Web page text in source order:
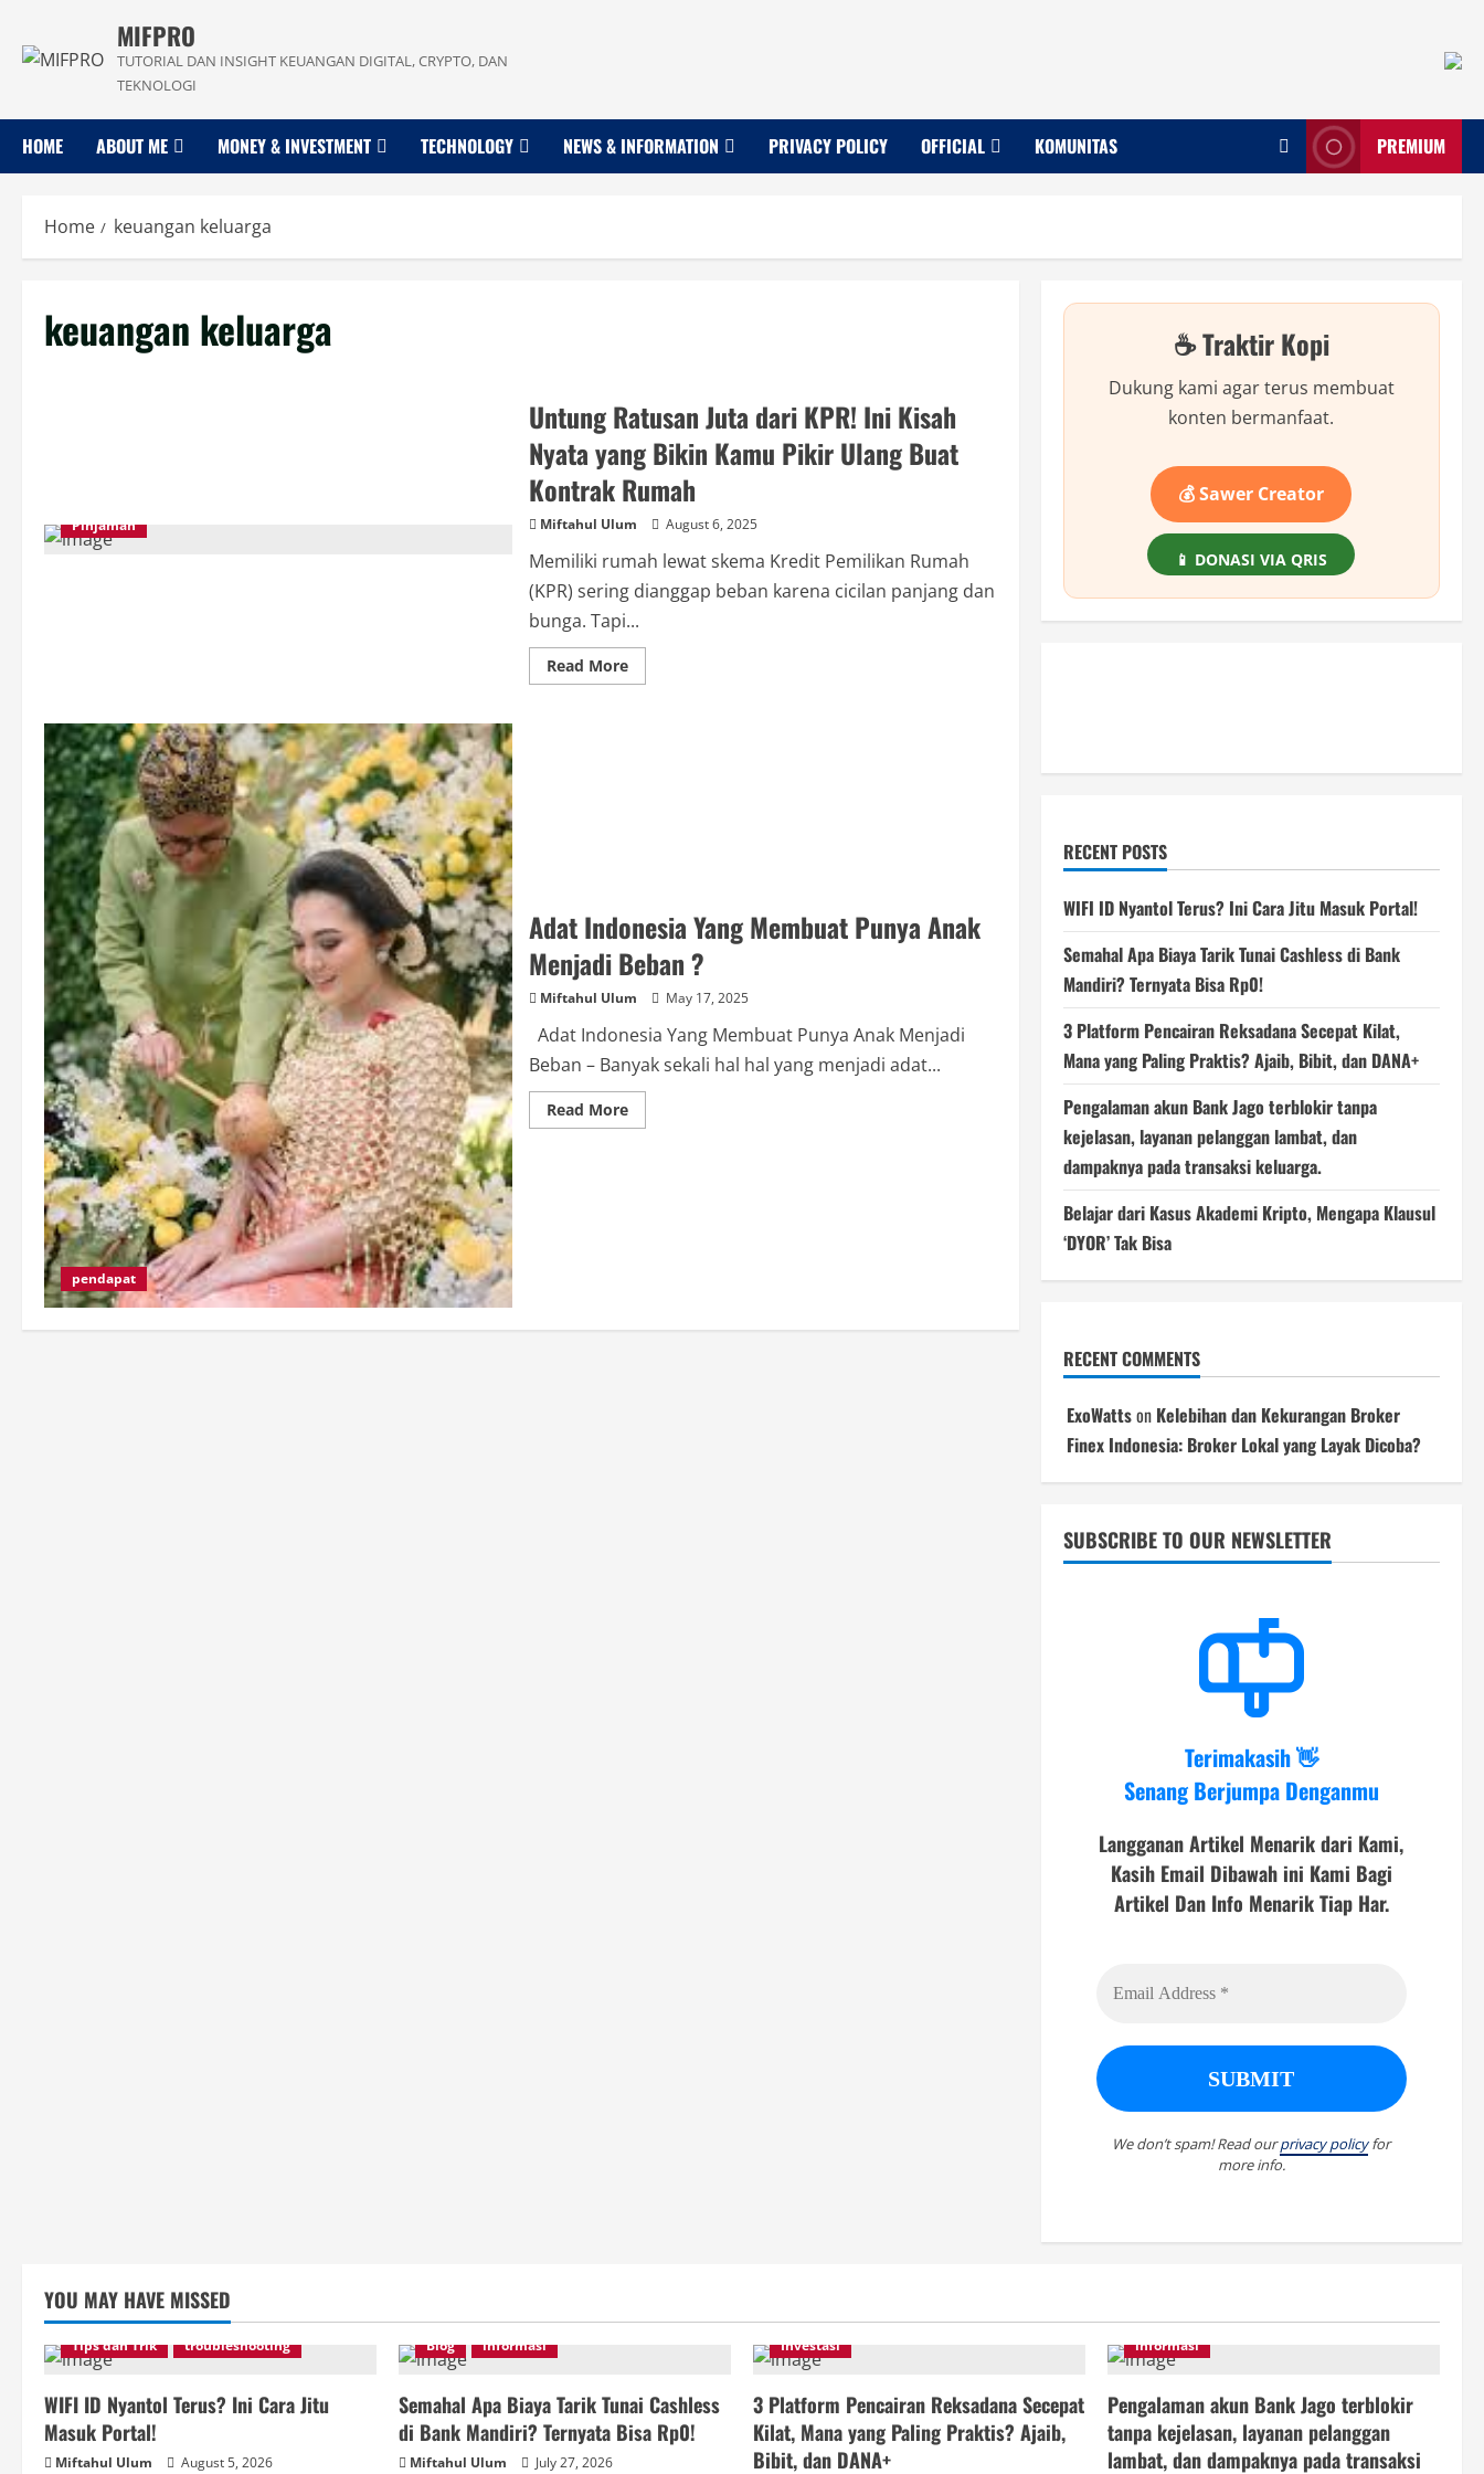
content
MIFPRO
TUTORIAL DAN INSIGHT KEUANGAN DIGITAL, CRYPTO, DAN
TEKNOLOGI
HOME ABOUT ME MONEY & INVESTMENT TECHNOLOGY NEWS & INFORMATION PRIVACY POLICY OFFICIAL KOMUNITAS PREMIUM
Home keuangan keluarga
keuangan keluarga
Pinjaman
Untung Ratusan Juta dari KPR! Ini Kisah
Nyata yang Bikin Kamu Pikir Ulang Buat
Kontrak Rumah
Miftahul Ulum August 6, 2025
Memiliki rumah lewat skema Kredit Pemilikan Rumah
(KPR) sering dianggap beban karena cicilan panjang dan
bunga. Tapi...
Read MoreRead
more
Kontrak
Rumah
pendapat
Adat Indonesia Yang Membuat Punya Anak
Menjadi Beban ?
Miftahul Ulum May 17, 2025
Adat Indonesia Yang Membuat Punya Anak Menjadi
Beban – Banyak sekali hal hal yang menjadi adat...
Read MoreRead
more
☕ Traktir Kopi
Dukung kami agar terus membuat
konten bermanfaat.
💰 Sawer Creator
📱 DONASI VIA QRIS
RECENT POSTS
WIFI ID Nyantol Terus? Ini Cara Jitu Masuk Portal!
Semahal Apa Biaya Tarik Tunai Cashless di Bank
Mandiri? Ternyata Bisa Rp0!
3 Platform Pencairan Reksadana Secepat Kilat,
Mana yang Paling Praktis? Ajaib, Bibit, dan DANA+
Pengalaman akun Bank Jago terblokir tanpa
kejelasan, layanan pelanggan lambat, dan
dampaknya pada transaksi keluarga.
Belajar dari Kasus Akademi Kripto, Mengapa Klausul
‘DYOR’ Tak Bisa
RECENT COMMENTS
ExoWattson Kelebihan dan Kekurangan Broker
Finex Indonesia: Broker Lokal yang Layak Dicoba?
SUBSCRIBE TO OUR NEWSLETTER
Terimakasih 👋
Senang Berjumpa Denganmu
Langganan Artikel Menarik dari Kami,
Kasih Email Dibawah ini Kami Bagi
Artikel Dan Info Menarik Tiap Har.
We don’t spam! Read ourprivacy policyfor
more info.
YOU MAY HAVE MISSED
Tips dan Trik troubleshooting
WIFI ID Nyantol Terus? Ini Cara Jitu
Masuk Portal!
Miftahul Ulum August 5, 2026
Blog informasi
Semahal Apa Biaya Tarik Tunai Cashless
di Bank Mandiri? Ternyata Bisa Rp0!
Miftahul Ulum July 27, 2026
Investasi
3 Platform Pencairan Reksadana Secepat
Kilat, Mana yang Paling Praktis? Ajaib,
Bibit, dan DANA+
informasi
Pengalaman akun Bank Jago terblokir
tanpa kejelasan, layanan pelanggan
lambat, dan dampaknya pada transaksi